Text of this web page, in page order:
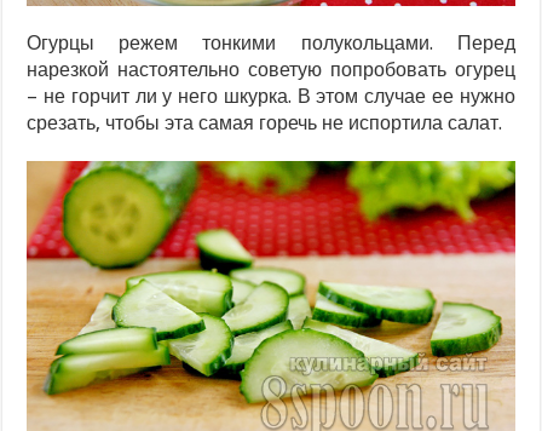
Огурцы режем тонкими полукольцами. Перед
нарезкой настоятельно советую попробовать огурец
– не горчит ли у него шкурка. В этом случае ее нужно
срезать, чтобы эта самая горечь не испортила салат.